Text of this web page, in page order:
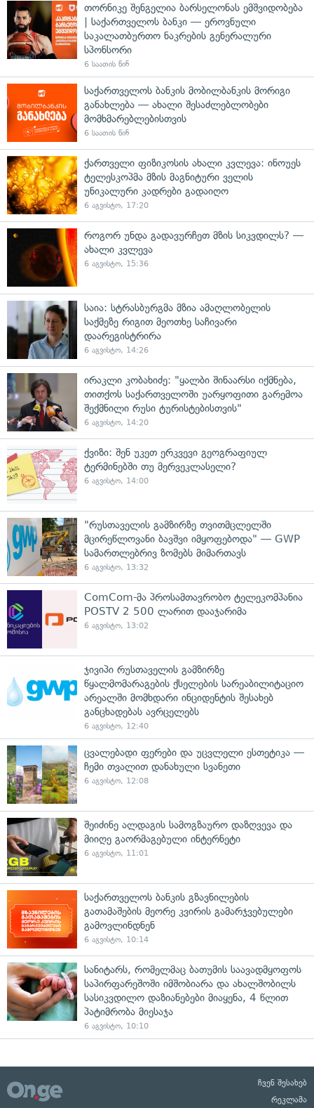
თორნიკე შენგელია ბარსელონას ემშვიდობება
| საქართველოს ბანკი — ეროვნული
საკალათბურთო ნაკრების გენერალური
სპონსორი
6 საათის წინ
საქართველოს ბანკის მობილბანკის მორიგი
განახლება — ახალი შესაძლებლობები
მომხმარებლებისთვის
6 საათის წინ
ქართველი ფიზიკოსის ახალი კვლევა: ინოუეს
ტელესკოპმა მზის მაგნიტური ველის
უნიკალური კადრები გადაიღო
6 აგვისტო, 17:20
როგორ უნდა გადავურჩეთ მზის სიკვდილს? —
ახალი კვლევა
6 აგვისტო, 15:36
საია: სტრასბურგმა მზია ამაღლობელის
საქმეზე რიგით მეოთხე საჩივარი
დაარეგისტრირა
6 აგვისტო, 14:26
ირაკლი კობახიძე: "ყალბი შინაარსი იქმნება,
თითქოს საქართველოში უარყოფითი გარემოა
შექმნილი რუსი ტურისტებისთვის"
6 აგვისტო, 14:20
ქვიზი: შენ უკეთ ერკვევი გეოგრაფიულ
ტერმინებში თუ მერვეკლასელი?
6 აგვისტო, 14:00
"რუსთაველის გამზირზე თვითმცლელში
მცირეწლოვანი ბავშვი იმყოფებოდა" — GWP
სამართლებრივ ზომებს მიმართავს
6 აგვისტო, 13:32
ComCom-მა პროსამთავრობო ტელეკომპანია
POSTV 2 500 ლარით დააჯარიმა
6 აგვისტო, 13:02
ჯივიპი რუსთაველის გამზირზე
წყალმომარაგების ქსელების სარეაბილიტაციო
არეალში მომხდარი ინციდენტის შესახებ
განცხადებას ავრცელებს
6 აგვისტო, 12:40
ცვალებადი ფერები და უცვლელი ესთეტიკა —
ჩემი თვალით დანახული სვანეთი
6 აგვისტო, 12:08
შეიძინე ალდაგის სამოგზაურო დაზღვევა და
მიიღე გაორმაგებული ინტერნეტი
6 აგვისტო, 11:01
საქართველოს ბანკის გზავნილების
გათამაშების მეორე კვირის გამარჯვებულები
გამოვლინდნენ
6 აგვისტო, 10:14
სანიტარს, რომელმაც ბათუმის საავადმყოფოს
საპირფარეშოში იმშობიარა და ახალშობილს
სასიკვდილო დაზიანებები მიაყენა, 4 წლით
პატიმრობა მიესაჯა
6 აგვისტო, 10:10
ჩვენ შესახებ
რეკლამა